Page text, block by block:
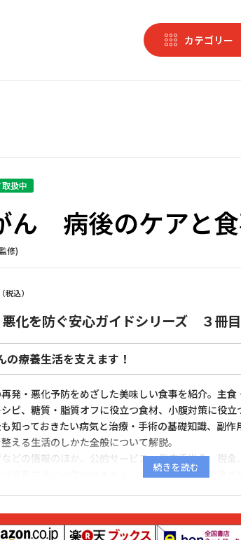
カテゴリー
扱中
ん 病後のケアと
修)
化を防ぐ安心ガイドシリーズ ３冊目
の療養生活を支えます！
再発・悪化予防をめざした美味しい食事を紹介。主
ピ、糖質・脂質オフに役立つ食材、小腹対策に役立
も知っておきたい病気と治療・手術の基礎知識、副
える生活のしかた全般について解説。
などの情報のほか、公的サービス、傷病手当金、税
は療養生活には欠かせません。提出書類の実際の書き